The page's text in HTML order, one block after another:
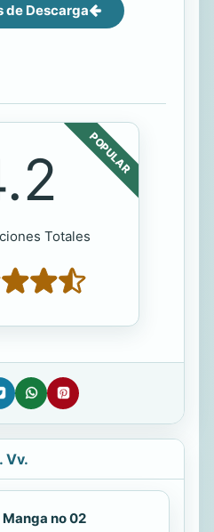
de Descarga
POPULAR
Totales
Vv.
no 02